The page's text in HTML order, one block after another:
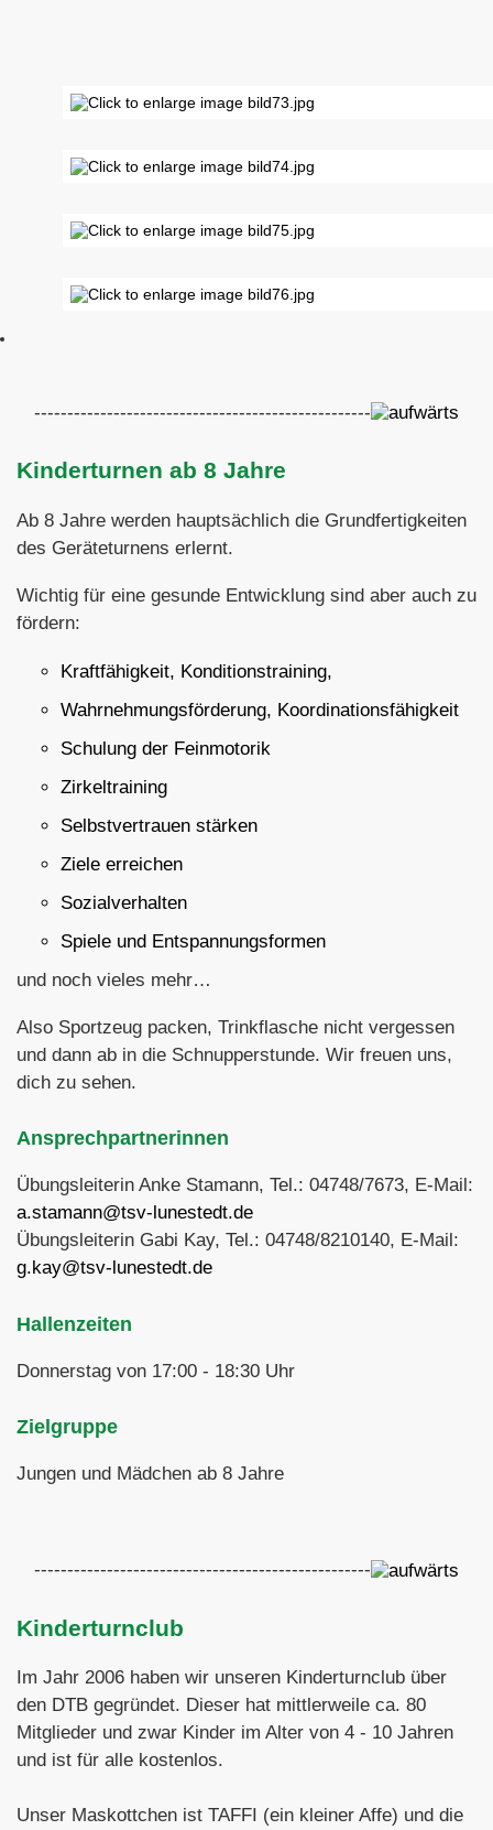
---------------------------------------------------
Kinderturnen ab 8 Jahre
Ab 8 Jahre werden hauptsächlich die Grundfertigkeiten
des Geräteturnens erlernt.
Wichtig für eine gesunde Entwicklung sind aber auch zu
fördern:
Kraftfähigkeit, Konditionstraining,
Wahrnehmungsförderung, Koordinationsfähigkeit
Schulung der Feinmotorik
Zirkeltraining
Selbstvertrauen stärken
Ziele erreichen
Sozialverhalten
Spiele und Entspannungsformen
und noch vieles mehr…
Also Sportzeug packen, Trinkflasche nicht vergessen
und dann ab in die Schnupperstunde. Wir freuen uns,
dich zu sehen.
Ansprechpartnerinnen
Übungsleiterin Anke Stamann, Tel.: 04748/7673, E-Mail:
a.stamann@tsv-lunestedt.de
Übungsleiterin Gabi Kay, Tel.: 04748/8210140, E-Mail:
g.kay@tsv-lunestedt.de
Hallenzeiten
Donnerstag von 17:00 - 18:30 Uhr
Zielgruppe
Jungen und Mädchen ab 8 Jahre
---------------------------------------------------
Kinderturnclub
Im Jahr 2006 haben wir unseren Kinderturnclub über
den DTB gegründet. Dieser hat mittlerweile ca. 80
Mitglieder und zwar Kinder im Alter von 4 - 10 Jahren
und ist für alle kostenlos.
Unser Maskottchen ist TAFFI (ein kleiner Affe) und die